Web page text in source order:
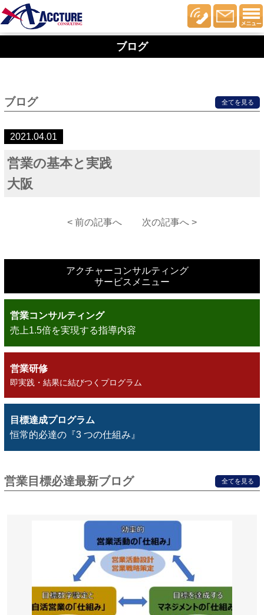
ブログ
ブログ 全てを見る
2021.04.01
営業の基本と実践
大阪
< 前の記事へ 次の記事へ >
アクチャーコンサルティング
サービスメニュー
営業コンサルティング
売上1.5倍を実現する指導内容
営業研修
即実践・結果に結びつくプログラム
目標達成プログラム
恒常的必達の『3 つの仕組み』
営業目標必達最新ブログ 全てを見る